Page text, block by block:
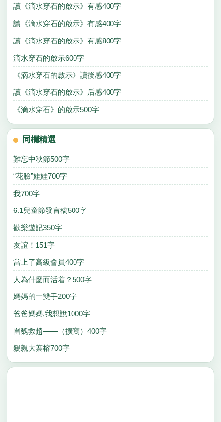
讀《滴水穿石的啟示》有感400字
讀《滴水穿石的啟示》有感400字
讀《滴水穿石的啟示》有感800字
滴水穿石的啟示600字
《滴水穿石的啟示》讀後感400字
讀《滴水穿石的啟示》后感400字
《滴水穿石》的啟示500字
同欄精選
難忘中秋節500字
“花臉”娃娃700字
我700字
6.1兒童節發言稿500字
歡樂遊記350字
友誼！151字
當上了高級會員400字
人為什麼而活着？500字
媽媽的一雙手200字
爸爸媽媽,我想說1000字
圍魏救趙——（擴寫）400字
親親大葉榕700字